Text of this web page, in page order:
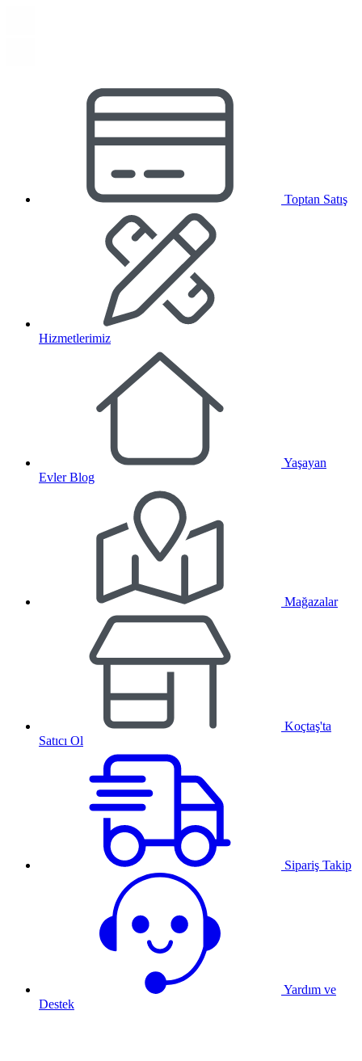
Toptan Satış
Hizmetlerimiz
Yaşayan
Evler Blog
Mağazalar
Koçtaş'ta
Satıcı Ol
Sipariş Takip
Yardım ve
Destek